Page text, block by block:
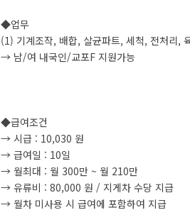
◆업무
(1) 기계조작, 배합, 살균파트, 세척, 전처리,
→ 남/여 내국인/교포F 지원가능
◆급여조건
→ 시급 : 10,030 원
→ 급여일 : 10일
→ 월최대 : 월 300만 ~ 월 210만
→ 유류비 : 80,000 원 / 지게차 수당 지급
→ 월차 미사용 시 급여에 포함하여 지급